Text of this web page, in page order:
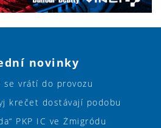
novinky
se vrátí do provozu
krečet dostávají podobu
PKP IC ve Żmigródu